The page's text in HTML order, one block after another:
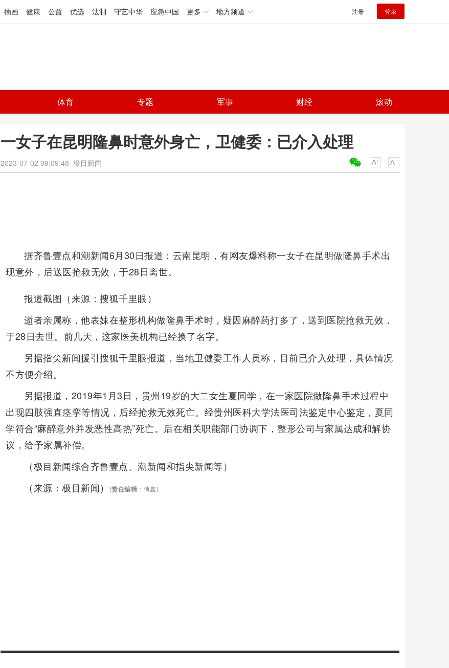
插画 健康 公益 优选 法制 守艺中华 应急中国 更多 地方频道 注册 登录
体育 专题 军事 财经 滚动
一女子在昆明隆鼻时意外身亡，卫健委：已介入处理
2023-07-02 09:09:48 极目新闻
据齐鲁壹点和潮新闻6月30日报道：云南昆明，有网友爆料称一女子在昆明做隆鼻手术出
现意外，后送医抢救无效，于28日离世。
报道截图（来源：搜狐千里眼）
逝者亲属称，他表妹在整形机构做隆鼻手术时，疑因麻醉药打多了，送到医院抢救无效，
于28日去世。前几天，这家医美机构已经换了名字。
另据指尖新闻援引搜狐千里眼报道，当地卫健委工作人员称，目前已介入处理，具体情况
不方便介绍。
另据报道，2019年1月3日，贵州19岁的大二女生夏同学，在一家医院做隆鼻手术过程中
出现四肢强直痉挛等情况，后经抢救无效死亡。经贵州医科大学法医司法鉴定中心鉴定，夏同
学符合“麻醉意外并发恶性高热”死亡。后在相关职能部门协调下，整形公司与家属达成和解协
议，给予家属补偿。
（极目新闻综合齐鲁壹点、潮新闻和指尖新闻等）
（来源：极目新闻）
(责任编辑 ：傅鑫)